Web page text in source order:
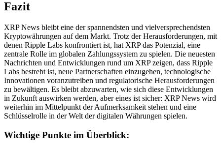
Fazit
XRP News bleibt eine der spannendsten und vielversprechendsten
Kryptowährungen auf dem Markt. Trotz der Herausforderungen, mit
denen Ripple Labs konfrontiert ist, hat XRP das Potenzial, eine
zentrale Rolle im globalen Zahlungssystem zu spielen. Die neuesten
Nachrichten und Entwicklungen rund um XRP zeigen, dass Ripple
Labs bestrebt ist, neue Partnerschaften einzugehen, technologische
Innovationen voranzutreiben und regulatorische Herausforderungen
zu bewältigen. Es bleibt abzuwarten, wie sich diese Entwicklungen
in Zukunft auswirken werden, aber eines ist sicher: XRP News wird
weiterhin im Mittelpunkt der Aufmerksamkeit stehen und eine
Schlüsselrolle in der Welt der digitalen Währungen spielen.
Wichtige Punkte im Überblick: